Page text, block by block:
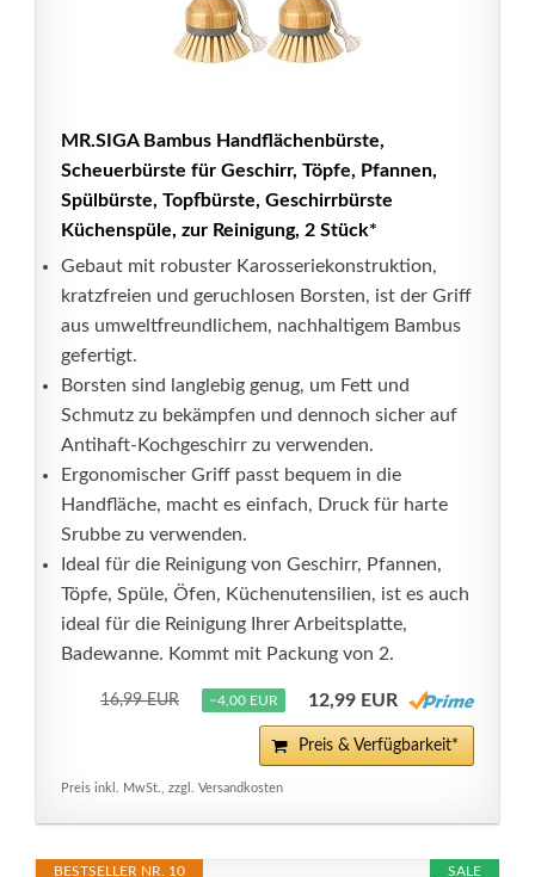
MR.SIGA Bambus Handflächenbürste,
Scheuerbürste für Geschirr, Töpfe, Pfannen,
Spülbürste, Topfbürste, Geschirrbürste
Küchenspüle, zur Reinigung, 2 Stück*
Gebaut mit robuster Karosseriekonstruktion,
kratzfreien und geruchlosen Borsten, ist der Griff
aus umweltfreundlichem, nachhaltigem Bambus
gefertigt.
Borsten sind langlebig genug, um Fett und
Schmutz zu bekämpfen und dennoch sicher auf
Antihaft-Kochgeschirr zu verwenden.
Ergonomischer Griff passt bequem in die
Handfläche, macht es einfach, Druck für harte
Srubbe zu verwenden.
Ideal für die Reinigung von Geschirr, Pfannen,
Töpfe, Spüle, Öfen, Küchenutensilien, ist es auch
ideal für die Reinigung Ihrer Arbeitsplatte,
Badewanne. Kommt mit Packung von 2.
16,99 EUR −4,00 EUR 12,99 EUR
Preis & Verfügbarkeit*
Preis inkl. MwSt., zzgl. Versandkosten
SALE
BESTSELLER NR. 10